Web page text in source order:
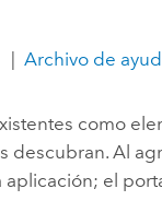
| Archivo de
como
descubran. Al
el